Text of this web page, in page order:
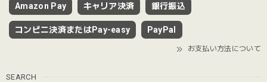
Amazon Pay キャリア決済 銀行振込
コンビニ決済またはPay-easy PayPal
お支払い方法について
SEARCH